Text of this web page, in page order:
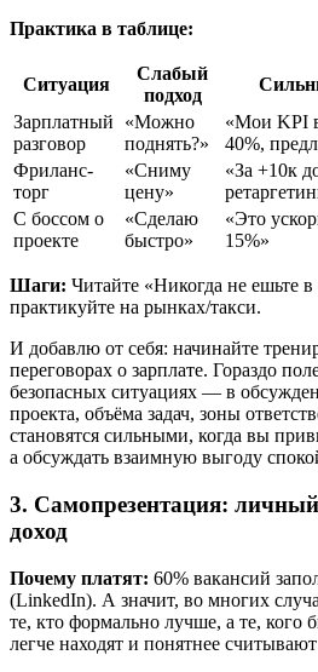
Практика в таблице:
Ситуация
Слабый
подход
Зарплатный
разговор
«Можно
поднять?»
«Мои KPI
40%,
Фриланс-
торг
«Сниму
цену»
«За +10к
С боссом о
проекте
«Сделаю
быстро»
«Это
15%»
Шаги: Читайте «Никогда не ешьте
практикуйте на рынках/такси.
И добавлю от себя: начинайте
переговорах о зарплате. Гораздо
безопасных ситуациях — в
проекта, объёма задач, зоны
становятся сильными, когда вы
а обсуждать взаимную выгоду
3. Самопрезентация:
доход
Почему платят: 60% вакансий
(LinkedIn). А значит, во многих
те, кто формально лучше, а те, кого
легче находят и понятнее